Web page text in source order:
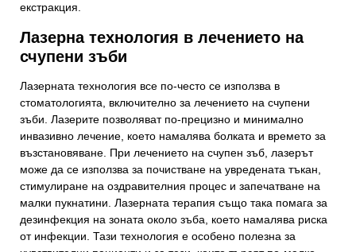
екстракция.
Лазерна технология в лечението на
счупени зъби
Лазерната технология все по-често се използва в
стоматологията, включително за лечението на счупени
зъби. Лазерите позволяват по-прецизно и минимално
инвазивно лечение, което намалява болката и времето за
възстановяване. При лечението на счупен зъб, лазерът
може да се използва за почистване на увредената тъкан,
стимулиране на оздравителния процес и запечатване на
малки пукнатини. Лазерната терапия също така помага за
дезинфекция на зоната около зъба, което намалява риска
от инфекции. Тази технология е особено полезна за